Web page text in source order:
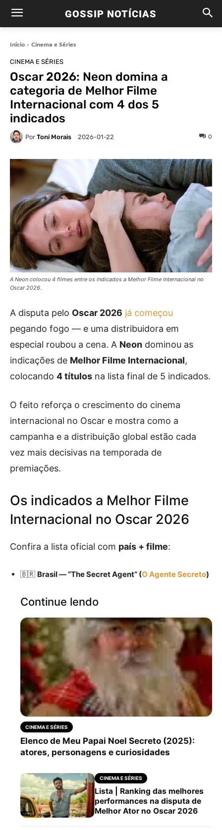
GOSSIP NOTÍCIAS
Início Cinema e Séries
CINEMA E SÉRIES
Oscar 2026: Neon domina a
categoria de Melhor Filme
Internacional com 4 dos 5
indicados
Por Toni Morais 2026-01-22 0
A Neon colocou 4 filmes entre os indicados a Melhor Filme Internacional no
Oscar 2026.
A disputa pelo Oscar 2026 já começou
pegando fogo — e uma distribuidora em
especial roubou a cena. A Neon dominou as
indicações de Melhor Filme Internacional,
colocando 4 títulos na lista final de 5 indicados.
O feito reforça o crescimento do cinema
internacional no Oscar e mostra como a
campanha e a distribuição global estão cada
vez mais decisivas na temporada de
premiações.
Os indicados a Melhor Filme
Internacional no Oscar 2026
Confira a lista oficial com país + filme:
🇧🇷 Brasil — “The Secret Agent” (O Agente Secreto)
Continue lendo
CINEMA E SÉRIES
Elenco de Meu Papai Noel Secreto (2025):
atores, personagens e curiosidades
CINEMA E SÉRIES
Lista | Ranking das melhores
performances na disputa de
Melhor Ator no Oscar 2026